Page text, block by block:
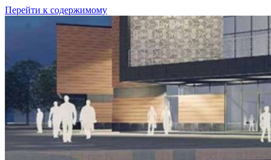
Перейти к содержимому